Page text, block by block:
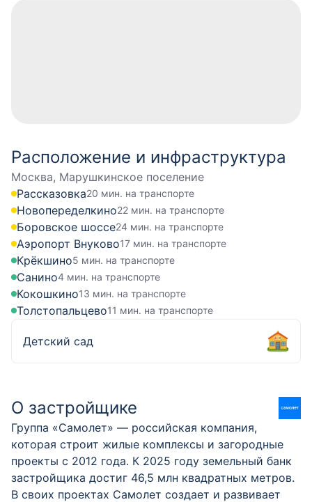
Расположение и инфраструктура
Москва, Марушкинское поселение
Рассказовка20 мин. на транспорте
Новопеределкино22 мин. на транспорте
Боровское шоссе24 мин. на транспорте
Аэропорт Внуково17 мин. на транспорте
Крёкшино5 мин. на транспорте
Санино4 мин. на транспорте
Кокошкино13 мин. на транспорте
Толстопальцево11 мин. на транспорте
Детский сад
О застройщике
Группа «Самолет» — российская компания,
которая строит жилые комплексы и загородные
проекты с 2012 года. К 2025 году земельный банк
застройщика достиг 46,5 млн квадратных метров.
В своих проектах Самолет создает и развивает